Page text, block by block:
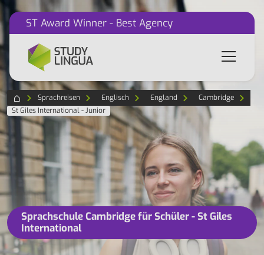
ST Award Winner - Best Agency
Sprachreisen Englisch England
Cambridge
St Giles International - Junior
Sprachschule Cambridge für Schüler - St Giles
International